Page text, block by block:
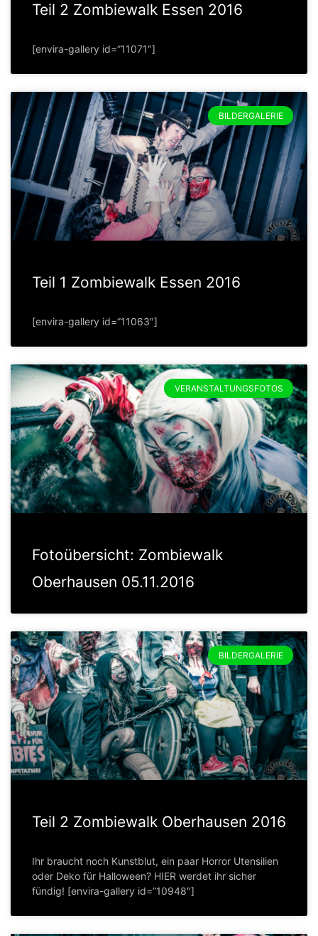
Teil 2 Zombiewalk Essen 2016
[envira-gallery id=”11071″]
BILDERGALERIE
Teil 1 Zombiewalk Essen 2016
[envira-gallery id=”11063″]
VERANSTALTUNGSFOTOS
Fotoübersicht: Zombiewalk
Oberhausen 05.11.2016
BILDERGALERIE
Teil 2 Zombiewalk Oberhausen 2016
Ihr braucht noch Kunstblut, ein paar Horror Utensilien
oder Deko für Halloween? HIER werdet ihr sicher
fündig! [envira-gallery id=”10948″]